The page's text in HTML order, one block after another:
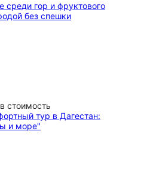
среди гор и фруктового
без спешки
стоимость